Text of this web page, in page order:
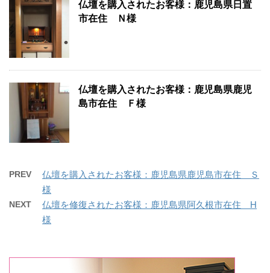
仏壇を購入されたお客様：鹿児島県日置
市在住 Ｎ様
仏壇を購入されたお客様：鹿児島県鹿児
島市在住 Ｆ様
PREV
仏壇を購入されたお客様：鹿児島県鹿児島市在住 Ｓ
様
NEXT
仏壇を修復されたお客様：鹿児島県阿久根市在住 H
様